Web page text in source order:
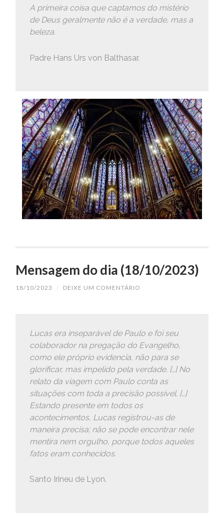
A primeira coisa que captamos do mistério
de Deus geralmente não é a verdade, mas a
beleza.
Padre Hans Urs von Balthasar.
Mensagem do dia (18/10/2023)
18/10/2023 / DEIXE UM COMENTÁRIO
Lucas era inseparável de Paulo e foi seu
colaborador na pregação do Evangelho,
como ele próprio evidencia, não para se
glorificar, mas impelido pela verdade. […] No
relato da viagem com Paulo conta as
situações com toda a precisão possível. […]
Estando presente em todos os
acontecimentos, Lucas registrou-as de
maneira precisa; não se pode encontrar nele
mentira nem orgulho, porque todos aqueles
fatos eram conhecidos.
Santo Irineu de Lyon.